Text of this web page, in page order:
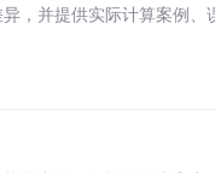
，并提供实际计算案例